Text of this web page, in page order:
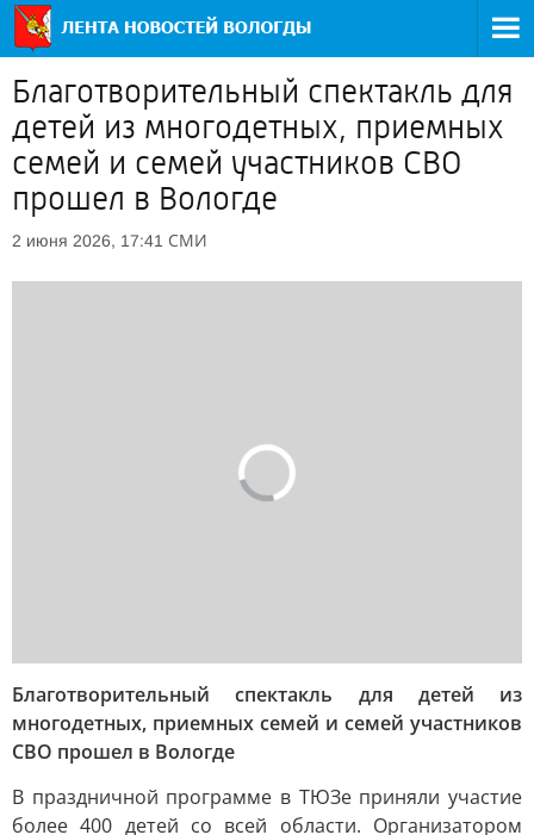
Благотворительный спектакль для
детей из многодетных, приемных
семей и семей участников СВО
прошел в Вологде
2 июня 2026, 17:41 СМИ
Благотворительный спектакль для детей из
многодетных, приемных семей и семей участников
СВО прошел в Вологде
В праздничной программе в ТЮЗе приняли участие
более 400 детей со всей области. Организатором